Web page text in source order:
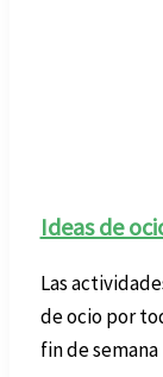
Ideas de
Las
de ocio por
fin de semana